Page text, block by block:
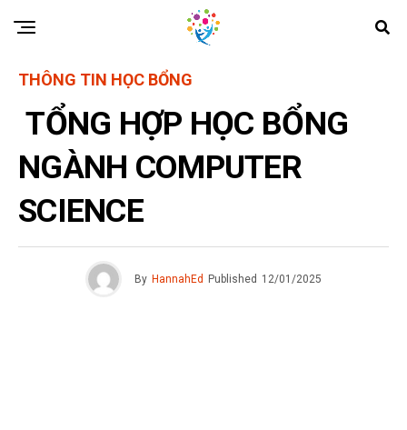
THÔNG TIN HỌC BỔNG
TỔNG HỢP HỌC BỔNG
NGÀNH COMPUTER
SCIENCE
By HannahEd Published 12/01/2025